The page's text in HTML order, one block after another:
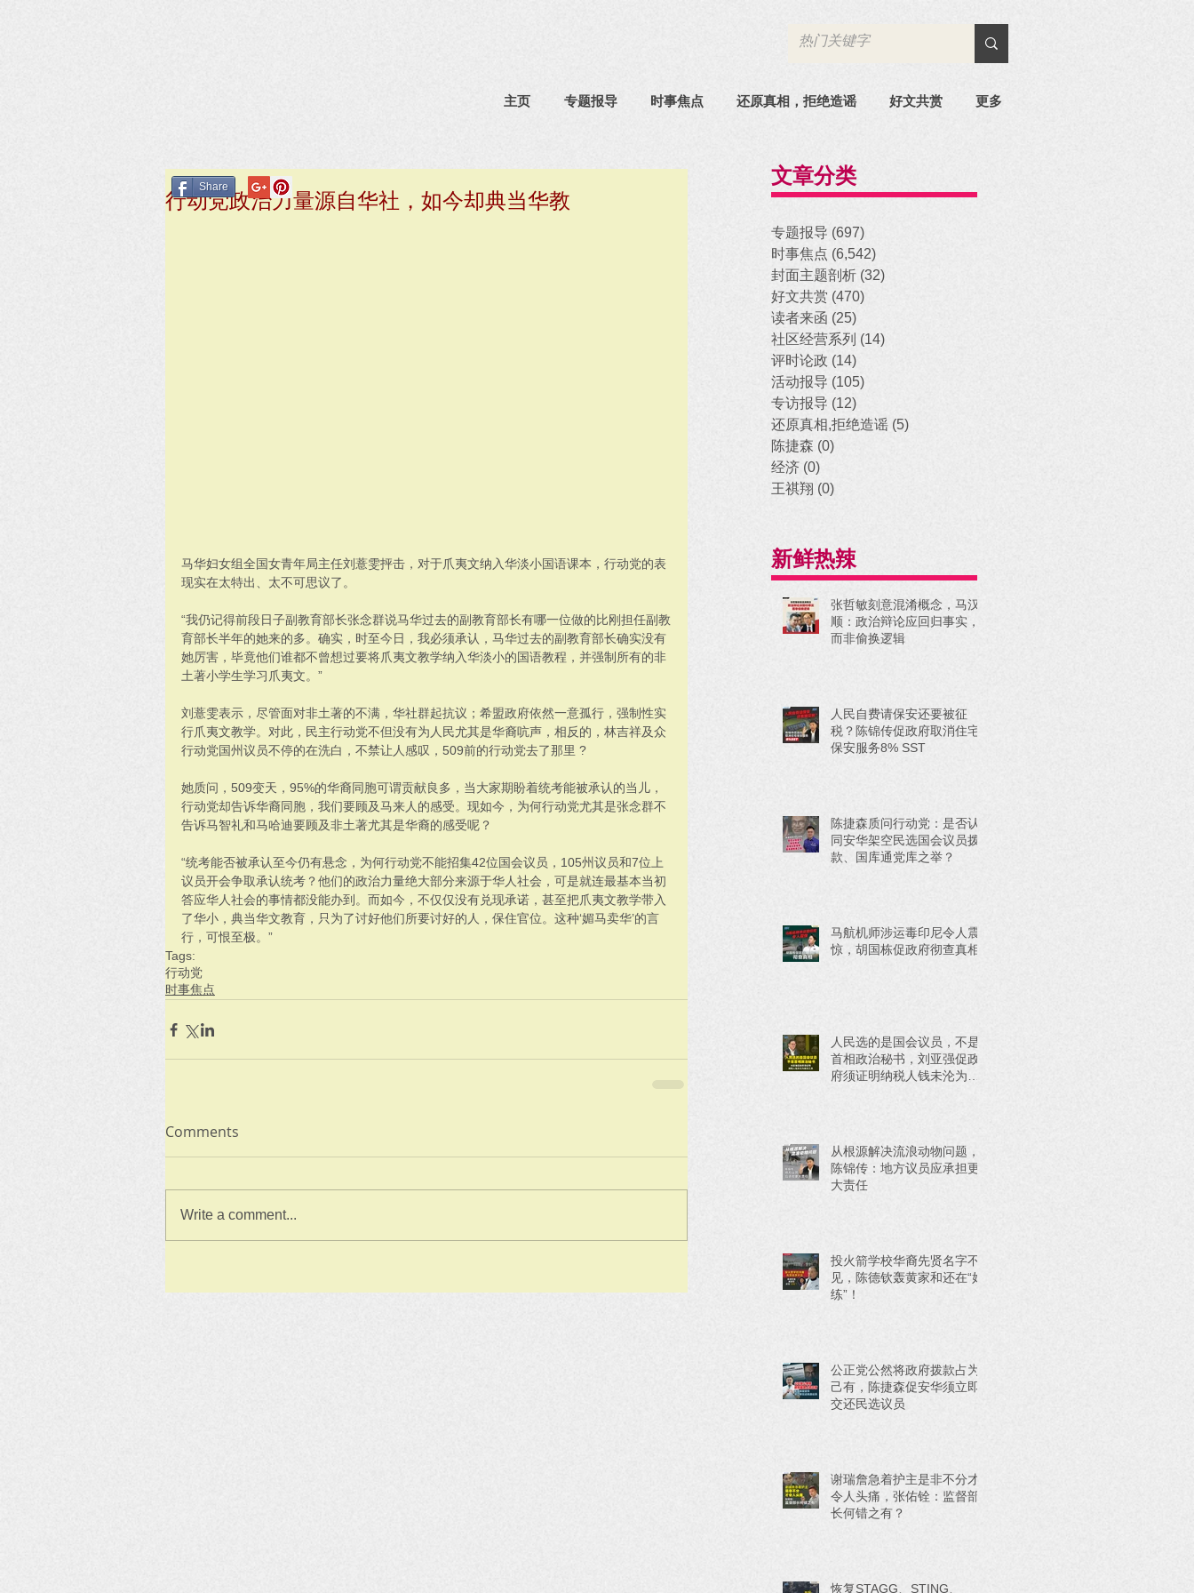
主页 专题报导 时事焦点 还原真相，拒绝造谣 好文共赏 更多
行动党政治力量源自华社，如今却典当华教
马华妇女组全国女青年局主任刘薏雯抨击，对于爪夷文纳入华淡小国语课本，行动党的表
现实在太特出、太不可思议了。
“我仍记得前段日子副教育部长张念群说马华过去的副教育部长有哪一位做的比刚担任副教
育部长半年的她来的多。确实，时至今日，我必须承认，马华过去的副教育部长确实没有
她厉害，毕竟他们谁都不曾想过要将爪夷文教学纳入华淡小的国语教程，并强制所有的非
土著小学生学习爪夷文。”
刘薏雯表示，尽管面对非土著的不满，华社群起抗议；希盟政府依然一意孤行，强制性实
行爪夷文教学。对此，民主行动党不但没有为人民尤其是华裔吭声，相反的，林吉祥及众
行动党国州议员不停的在洗白，不禁让人感叹，509前的行动党去了那里 ?
她质问，509变天，95%的华裔同胞可谓贡献良多，当大家期盼着统考能被承认的当儿，
行动党却告诉华裔同胞，我们要顾及马来人的感受。现如今，为何行动党尤其是张念群不
告诉马智礼和马哈迪要顾及非土著尤其是华裔的感受呢？
“统考能否被承认至今仍有悬念，为何行动党不能招集42位国会议员，105州议员和7位上
议员开会争取承认统考？他们的政治力量绝大部分来源于华人社会，可是就连最基本当初
答应华人社会的事情都没能办到。而如今，不仅仅没有兑现承诺，甚至把爪夷文教学带入
了华小，典当华文教育，只为了讨好他们所要讨好的人，保住官位。这种‘媚马卖华’的言
行，可恨至极。”
Tags:
行动党
时事焦点
Comments
Write a comment...
Share 文章分类
专题报导 (697)
时事焦点 (6,542)
封面主题剖析 (32)
好文共赏 (470)
读者来函 (25)
社区经营系列 (14)
评时论政 (14)
活动报导 (105)
专访报导 (12)
还原真相,拒绝造谣 (5)
陈捷森 (0)
经济 (0)
王祺翔 (0)
新鲜热辣
张哲敏刻意混淆概念，马汉
顺：政治辩论应回归事实，
而非偷换逻辑
人民自费请保安还要被征
税？陈锦传促政府取消住宅
保安服务8% SST
陈捷森质问行动党：是否认
同安华架空民选国会议员拨
款、国库通党库之举？
马航机师涉运毒印尼令人震
惊，胡国栋促政府彻查真相
人民选的是国会议员，不是
首相政治秘书，刘亚强促政
府须证明纳税人钱未沦为政
从根源解决流浪动物问题，
陈锦传：地方议员应承担更
大责任
投火箭学校华裔先贤名字不
见，陈德钦轰黄家和还在“好
练”！
公正党公然将政府拨款占为
己有，陈捷森促安华须立即
交还民选议员
谢瑞詹急着护主是非不分才
令人头痛，张佑铨：监督部
长何错之有？
恢复STAGG、STING、